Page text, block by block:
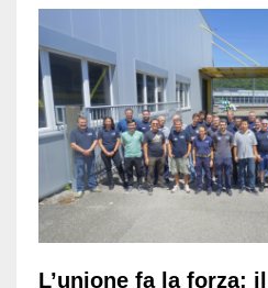
L’unione fa la forza: